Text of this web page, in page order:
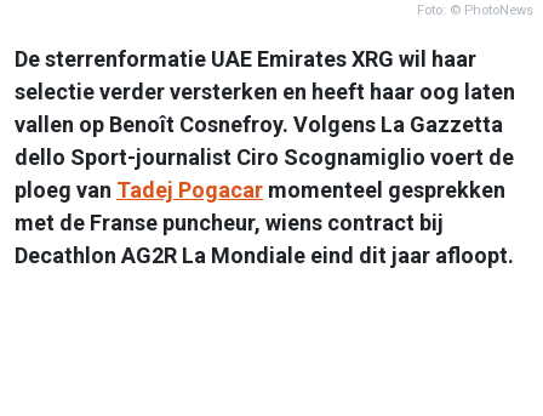
Foto: © PhotoNews
De sterrenformatie UAE Emirates XRG wil haar
selectie verder versterken en heeft haar oog laten
vallen op Benoît Cosnefroy. Volgens La Gazzetta
dello Sport-journalist Ciro Scognamiglio voert de
ploeg van Tadej Pogacar momenteel gesprekken
met de Franse puncheur, wiens contract bij
Decathlon AG2R La Mondiale eind dit jaar afloopt.